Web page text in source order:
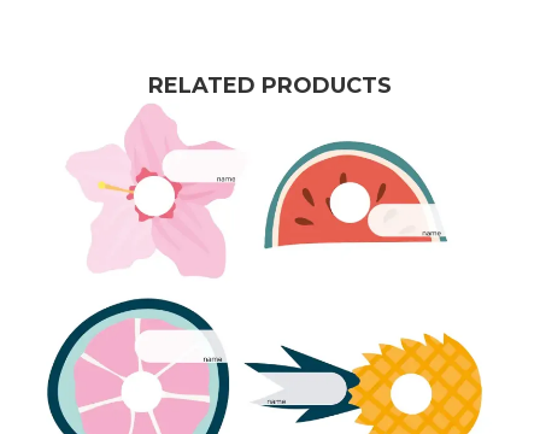
RELATED PRODUCTS